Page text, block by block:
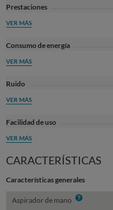
Prestaciones
VER MÁS
Consumo de energía
VER MÁS
Ruido
VER MÁS
Facilidad de uso
VER MÁS
CARACTERÍSTICAS
Características generales
Aspirador de mano Info